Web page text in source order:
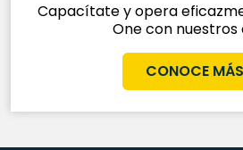
Capacítate y opera
One con nuestros
CONOCE